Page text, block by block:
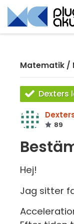
Matematik /
Dexters
89
Hej!
Jag sitter
Sök